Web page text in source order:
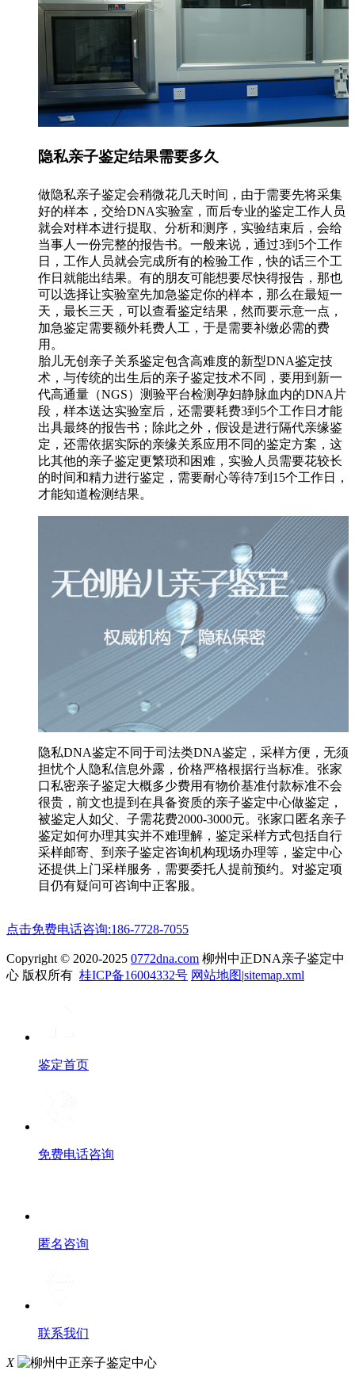
隐私亲子鉴定结果需要多久
做隐私亲子鉴定会稍微花几天时间，由于需要先将采集
好的样本，交给DNA实验室，而后专业的鉴定工作人员
就会对样本进行提取、分析和测序，实验结束后，会给
当事人一份完整的报告书。一般来说，通过3到5个工作
日，工作人员就会完成所有的检验工作，快的话三个工
作日就能出结果。有的朋友可能想要尽快得报告，那也
可以选择让实验室先加急鉴定你的样本，那么在最短一
天，最长三天，可以查看鉴定结果，然而要示意一点，
加急鉴定需要额外耗费人工，于是需要补缴必需的费
用。
胎儿无创亲子关系鉴定包含高难度的新型DNA鉴定技
术，与传统的出生后的亲子鉴定技术不同，要用到新一
代高通量（NGS）测验平台检测孕妇静脉血内的DNA片
段，样本送达实验室后，还需要耗费3到5个工作日才能
出具最终的报告书；除此之外，假设是进行隔代亲缘鉴
定，还需依据实际的亲缘关系应用不同的鉴定方案，这
比其他的亲子鉴定更繁琐和困难，实验人员需要花较长
的时间和精力进行鉴定，需要耐心等待7到15个工作日，
才能知道检测结果。
隐私DNA鉴定不同于司法类DNA鉴定，采样方便，无须
担忧个人隐私信息外露，价格严格根据行当标准。张家
口私密亲子鉴定大概多少费用有物价基准付款标准不会
很贵，前文也提到在具备资质的亲子鉴定中心做鉴定，
被鉴定人如父、子需花费2000-3000元。张家口匿名亲子
鉴定如何办理其实并不难理解，鉴定采样方式包括自行
采样邮寄、到亲子鉴定咨询机构现场办理等，鉴定中心
还提供上门采样服务，需要委托人提前预约。对鉴定项
目仍有疑问可咨询中正客服。
点击免费电话咨询:186-7728-7055
Copyright © 2020-2025 0772dna.com 柳州中正DNA亲子鉴定中
心 版权所有 桂ICP备16004332号 网站地图|sitemap.xml
鉴定首页
免费电话咨询
匿名咨询
联系我们
X